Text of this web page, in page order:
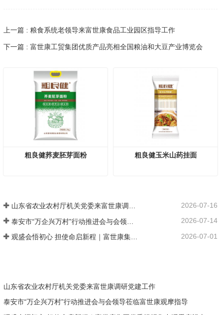
上一篇 : 粮食系统老领导来富世康食品工业园区指导工作
下一篇 : 富世康工贸集团优质产品亮相全国粮油和大豆产业博览会
粗良健荞麦胚芽面粉 粗良健玉米山药挂面
山东省农业农村厅机关党委来富世康调研党建工作 2026-07-16
2026-07-14
2026-07-01
山东省农业农村厅机关党委来富世康调研党建工作
泰安市“万企兴万村”行动推进会与会领导莅临富世康观摩指导